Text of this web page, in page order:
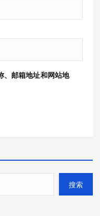
、邮箱地址和网站地
搜索